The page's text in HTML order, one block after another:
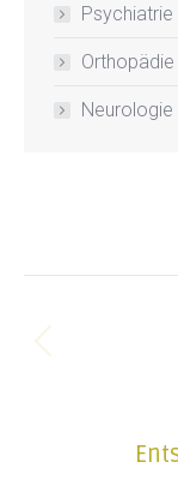
Psychiatrie
Orthopädie
Neurologie